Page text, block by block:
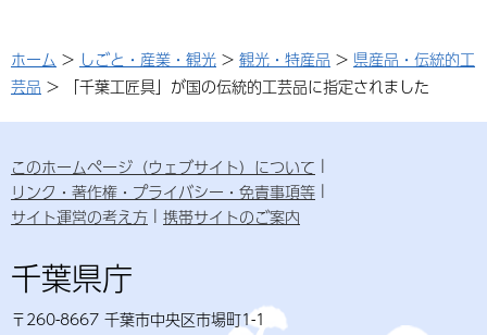
ホーム > しごと・産業・観光 > 観光・特産品 > 県産品・伝統的工
芸品 > 「千葉工匠具」が国の伝統的工芸品に指定されました
このホームページ（ウェブサイト）について
リンク・著作権・プライバシー・免責事項等
サイト運営の考え方
携帯サイトのご案内
千葉県庁
〒260-8667 千葉市中央区市場町1-1